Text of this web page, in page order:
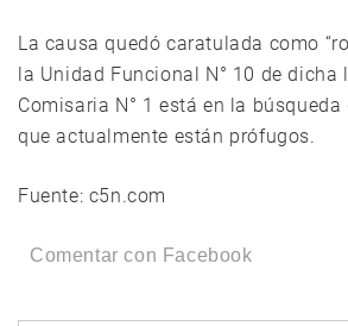
La causa quedó caratulada como
la Unidad Funcional N° 10 de dicha
Comisaria N° 1 está en la
que actualmente están prófugos.
Fuente: c5n.com
Comentar con Facebook